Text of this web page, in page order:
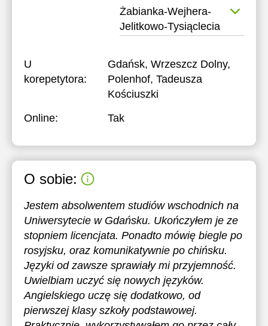
Żabianka-Wejhera-
Jelitkowo-Tysiąclecia
U
korepetytora:
Gdańsk, Wrzeszcz Dolny,
Polenhof, Tadeusza
Kościuszki
Online:
Tak
O sobie:
Jestem absolwentem studiów wschodnich na
Uniwersytecie w Gdańsku. Ukończyłem je ze
stopniem licencjata. Ponadto mówię biegle po
rosyjsku, oraz komunikatywnie po chińsku.
Języki od zawsze sprawiały mi przyjemność.
Uwielbiam uczyć się nowych języków.
Angielskiego uczę się dodatkowo, od
pierwszej klasy szkoły podstawowej.